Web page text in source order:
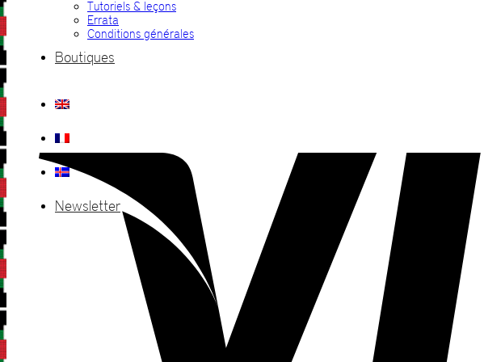
Tutoriels & leçons
Errata
Conditions générales
Boutiques
Newsletter